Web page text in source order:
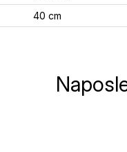
40 cm